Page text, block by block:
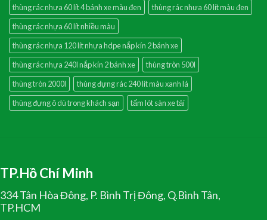
thùng rác nhưa 60 lít 4 bánh xe màu đen
thùng rác nhưa 60 lít màu đen
thùng rác nhựa 60 lít nhiều màu
thùng rác nhựa 120 lít nhựa hdpe nắp kín 2 bánh xe
thùng rác nhựa 240l nắp kín 2 bánh xe
thùng tròn 500l
thùng tròn 2000l
thùng đựng rác 240 lít màu xanh lá
thùng đựng ô dù trong khách sạn
tấm lót sàn xe tải
TP.Hồ Chí Minh
334 Tân Hòa Đông, P. Bình Trị Đông, Q.Bình Tân,
TP.HCM